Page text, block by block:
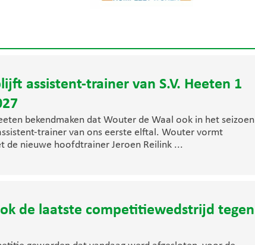
assistent-trainer van S.V. Heeten 1
bekendmaken dat Wouter de Waal ook in het seizoen
trainer van ons eerste elftal. Wouter vormt
de nieuwe hoofdtrainer Jeroen Reilink ...
de laatste competitiewedstrijd tegen